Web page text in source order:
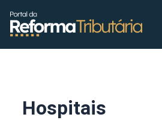
conteúdo
Hospitais